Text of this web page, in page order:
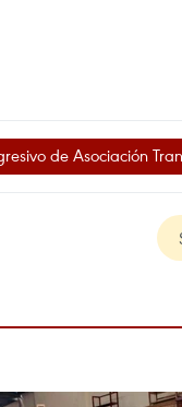
de Asociación